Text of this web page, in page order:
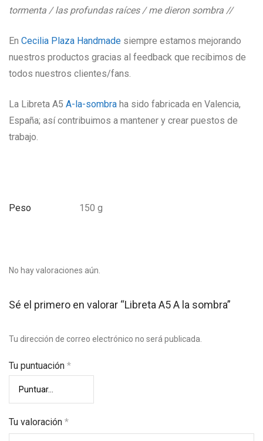
tormenta / las profundas raíces / me dieron sombra //
En Cecilia Plaza Handmade siempre estamos mejorando
nuestros productos gracias al feedback que recibimos de
todos nuestros clientes/fans.
La Libreta A5 A-la-sombra ha sido fabricada en Valencia,
España; así contribuimos a mantener y crear puestos de
trabajo.
Peso 150 g
No hay valoraciones aún.
Sé el primero en valorar “Libreta A5 A la sombra”
Tu dirección de correo electrónico no será publicada.
Tu puntuación *
Tu valoración *